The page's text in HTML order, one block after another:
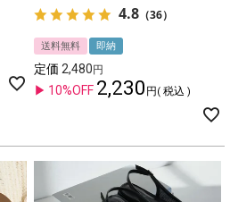
4.8 （36）
送料無料 即納
定価 2,480
10%OFF 2,230 税込